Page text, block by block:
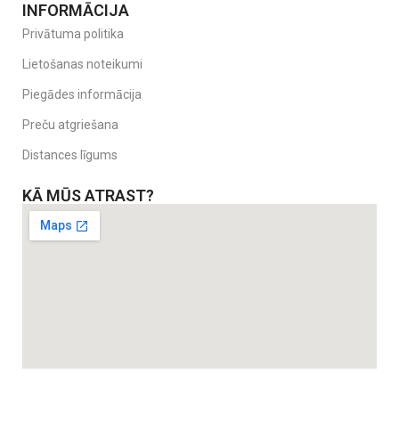
Produkta īpašības:
Ražots Polijā
INFORMĀCIJA
Privātuma politika
Lietošanas noteikumi
Piegādes informācija
Preču atgriešana
Distances līgums
KĀ MŪS ATRAST?